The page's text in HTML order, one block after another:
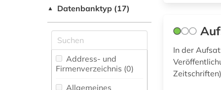
Vermessungswesen (0)
Biologie,
Biotechnologie (0)
Buch- und
fid
geschichtswissenschaft
(1)
fid jüdische studien
(1)
▲ Datenbanktyp (17)
Address- und
Firmenverzeichnis (0)
Allgemeines
In der